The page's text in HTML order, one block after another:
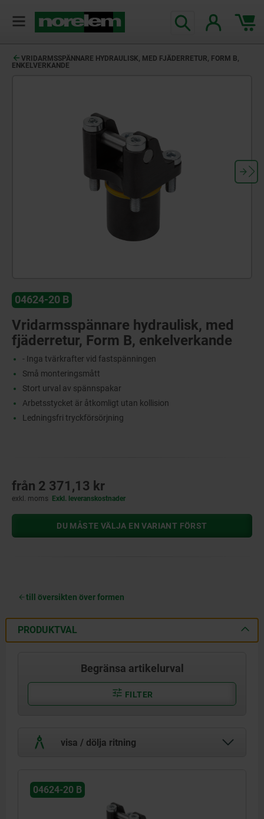
VRIDARMSSPÄNNARE HYDRAULISK, MED FJÄDERRETUR, FORM B,
ENKELVERKANDE
04624-20 B
Vridarmsspännare hydraulisk, med
fjäderretur, Form B, enkelverkande
- Inga tvärkrafter vid fastspänningen
Små monteringsmått
Stort urval av spännspakar
Arbetsstycket är åtkomligt utan kollision
Ledningsfri tryckförsörjning
från 2 371,13 kr
exkl. moms Exkl. leveranskostnader
DU MÅSTE VÄLJA EN VARIANT FÖRST
till översikten över formen
PRODUKTVAL
Begränsa artikelurval
FILTER
visa / dölja ritning
04624-20 B